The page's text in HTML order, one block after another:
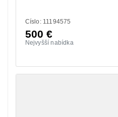
Císlo: 11194575
500€
Nejvyšší nabídka